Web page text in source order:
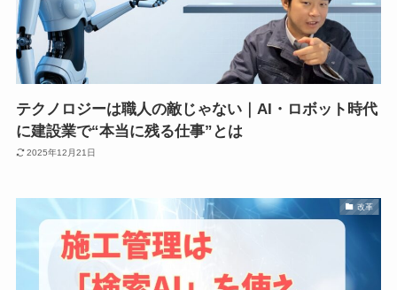
テクノロジーは職人の敵じゃない｜AI・ロボット時代
に建設業で“本当に残る仕事”とは
2025年12月21日
改革